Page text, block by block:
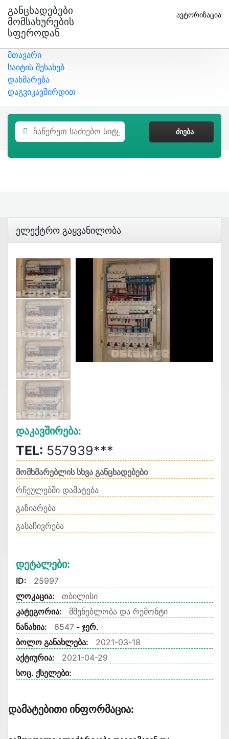
Განცხადებები
Მომსახურების
Სფეროდან
ავტორიზაცია
მთავარი
საიტის შესახებ
დახმარება
დაგვიკავშირდით
ᲫᲘᲔᲑᲐ
Ელექტრო Გაყვანილობა
Დაკავშირება:
TEL: 557939***
მომხმარებლის სხვა განცხადებები
რჩეულებში დამატება
გაზიარება
გასაჩივრება
Დეტალები:
ID:
25997
ლოკაცია:
თბილისი
კატეგორია:
მშენებლობა და რემონტი
ნანახია:
6547 - ჯერ.
ბოლო განახლება:
2021-03-18
აქტიურია:
2021-04-29
სოც. ქსელები:
Დამატებითი Ინფორმაცია: